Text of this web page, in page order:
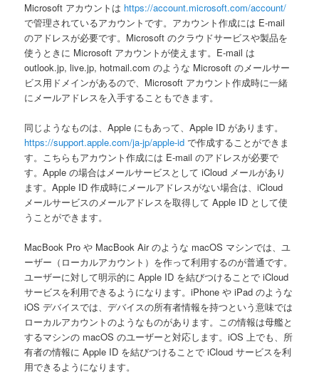
Microsoft アカウントは https://account.microsoft.com/account/
で管理されているアカウントです。アカウント作成には E-mail
のアドレスが必要です。Microsoft のクラウドサービスや製品を
使うときに Microsoft アカウントが使えます。E-mail は
outlook.jp, live.jp, hotmail.com のような Microsoft のメールサー
ビス用ドメインがあるので、Microsoft アカウント作成時に一緒
にメールアドレスを入手することもできます。
同じようなものは、Apple にもあって、Apple ID があります。
https://support.apple.com/ja-jp/apple-id で作成することができま
す。こちらもアカウント作成には E-mail のアドレスが必要で
す。Apple の場合はメールサービスとして iCloud メールがあり
ます。Apple ID 作成時にメールアドレスがない場合は、iCloud
メールサービスのメールアドレスを取得して Apple ID として使
うことができます。
MacBook Pro や MacBook Air のような macOS マシンでは、ユ
ーザー（ローカルアカウント）を作って利用するのが普通です。
ユーザーに対して明示的に Apple ID を結びつけることで iCloud
サービスを利用できるようになります。iPhone や iPad のような
iOS デバイスでは、デバイスの所有者情報を持つという意味では
ローカルアカウントのようなものがあります。この情報は母艦と
するマシンの macOS のユーザーと対応します。iOS 上でも、所
有者の情報に Apple ID を結びつけることで iCloud サービスを利
用できるようになります。